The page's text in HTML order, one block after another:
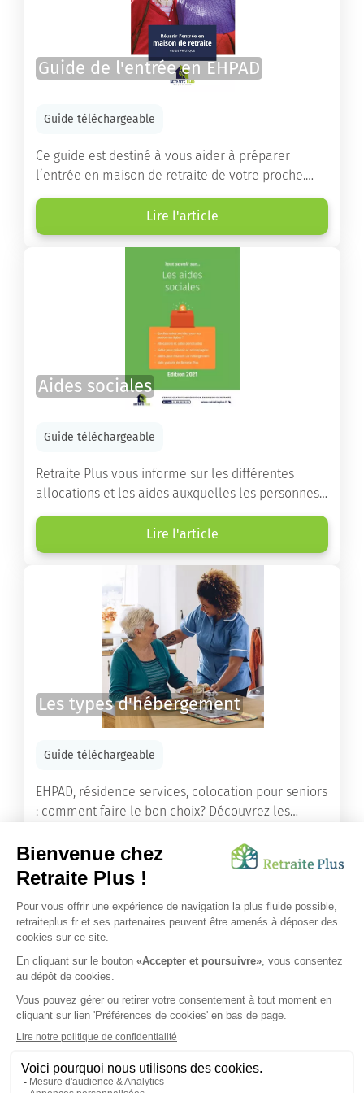
Guide de l'entrée en EHPAD
Guide téléchargeable
Ce guide est destiné à vous aider à préparer
l’entrée en maison de retraite de votre proche.
Vous y trouverez un panorama des différents types
d’établissements ainsi que des conseils pratiques
destinés à orienter les familles et à leur faciliter
Lire l'article
Aides sociales
Guide téléchargeable
Retraite Plus vous informe sur les différentes
allocations et les aides auxquelles les personnes
âgées ont droit pour financer un séjour en maison
de retraite ou un maintien à domicile.
Lire l'article
Les types d'hébergement
Guide téléchargeable
EHPAD, résidence services, colocation pour seniors
: comment faire le bon choix? Découvrez les
ainés.
Lire l'article
Vous avez besoin d’une aide de nos équipes ?
Obtenir les tarifs & disponibilités
SUIVEZ-NOUS SUR :